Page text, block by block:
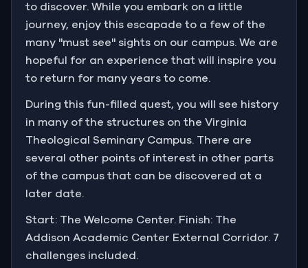
to discover. While you embark on a little
journey, enjoy this escapade to a few of the
many "must see" sights on our campus. We are
hopeful for an experience that will inspire you
to return for many years to come.
During this fun-filled quest, you will see history
in many of the structures on the Virginia
Theological Seminary Campus. There are
several other points of interest in other parts
of the campus that can be discovered at a
later date.
Start: The Welcome Center. Finish: The
Addison Academic Center External Corridor. 7
challenges included.